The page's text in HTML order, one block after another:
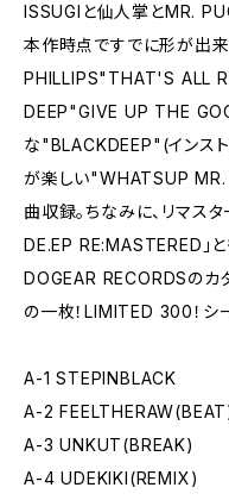
ISSUGIと仙人掌とMR.
本作時点ですでに形が出来
PHILLIPS"THAT'S ALL
DEEP"GIVE UP THE
な"BLACKDEEP"(インスト
が楽しい"WHATSUP MR.
曲収録。ちなみに、リマス
DE.EP RE:MASTERED」
DOGEAR RECORDSのカ
の一枚！LIMITED 300！シ
A-1 STEPINBLACK
A-2
A-3 UNKUT(BREAK)
A-4 UDEKIKI(REMIX)